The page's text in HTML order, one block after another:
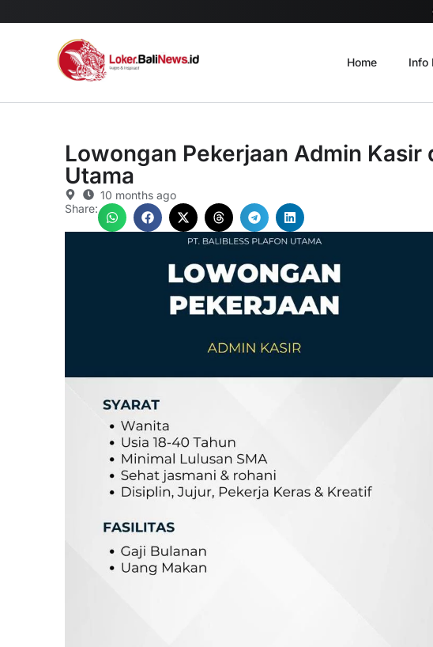
Home Info
Lowongan Pekerjaan Admin Kasir
Utama
10 months ago
Share: